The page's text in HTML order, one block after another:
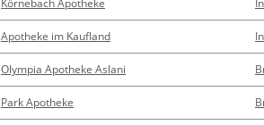
Körnebach Apotheke
Apotheke im Kaufland
Olympia Apotheke Aslani
Park Apotheke